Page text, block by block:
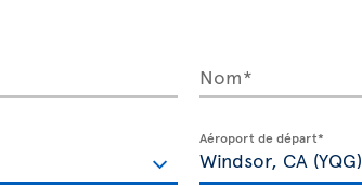
Nom*
Aéroport de départ*